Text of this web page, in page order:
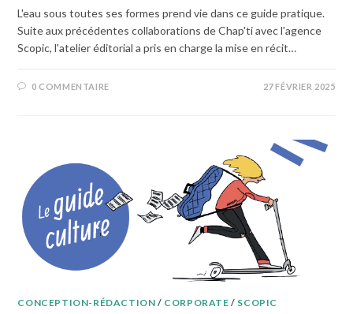
L'eau sous toutes ses formes prend vie dans ce guide pratique.
Suite aux précédentes collaborations de Chap'ti avec l'agence
Scopic, l'atelier éditorial a pris en charge la mise en récit…
0 COMMENTAIRE 27 FÉVRIER 2025
CONCEPTION-RÉDACTION / CORPORATE / SCOPIC